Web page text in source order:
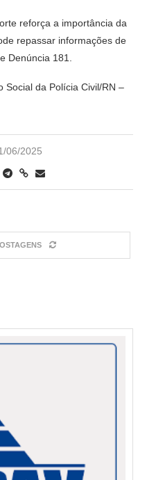
reforça a importância da
repassar informações de
Denúncia 181.
Social da Polícia Civil/RN –
06/2025